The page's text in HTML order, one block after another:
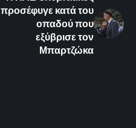
προσέφυγε κατά του
οπαδού που
εξύβρισε τον
Μπαρτζώκα